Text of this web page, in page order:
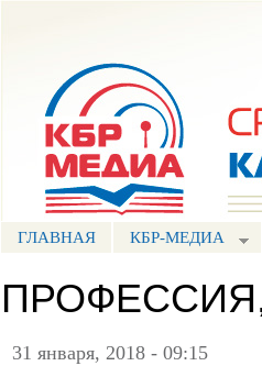
ГЛАВНАЯ КБР-МЕДИА
31 января, 2018 - 09:15